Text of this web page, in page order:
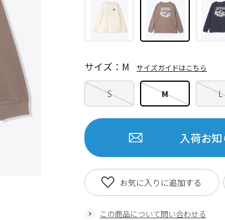
S M L
サイズ：M サイズガイドはこちら
入荷お
この商品について問い合わせる
お気に入りに追加する